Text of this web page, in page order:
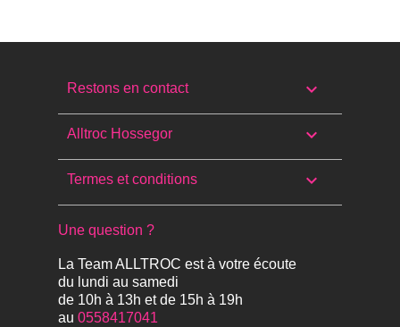
Restons en contact 
Alltroc Hossegor 
Termes et conditions 
Une question ?
La Team ALLTROC est à votre écoute
du lundi au samedi
de 10h à 13h et de 15h à 19h
au 0558417041